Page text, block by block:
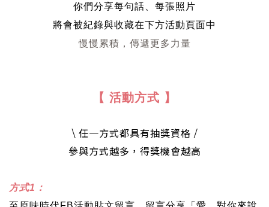
你們分享每句話、每張照片
將會被紀錄與收藏在下方活動頁面中
慢慢累積，傳遞更多力量
【 活動方式 】
\ 任一方式都具有抽獎資格 /
參與方式越多，得獎機會越高
方式1：